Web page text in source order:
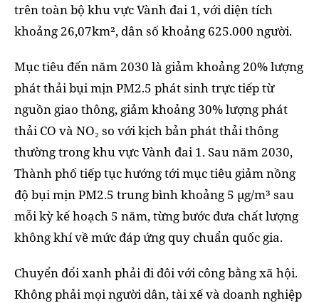
trên toàn bộ khu vực Vành đai 1, với diện tích
khoảng 26,07km², dân số khoảng 625.000 người.
Mục tiêu đến năm 2030 là giảm khoảng 20% lượng
phát thải bụi mịn PM2.5 phát sinh trực tiếp từ
nguồn giao thông, giảm khoảng 30% lượng phát
thải CO và NO₂ so với kịch bản phát thải thông
thường trong khu vực Vành đai 1. Sau năm 2030,
Thành phố tiếp tục hướng tới mục tiêu giảm nồng
độ bụi mịn PM2.5 trung bình khoảng 5 µg/m³ sau
mỗi kỳ kế hoạch 5 năm, từng bước đưa chất lượng
không khí về mức đáp ứng quy chuẩn quốc gia.
Chuyển đổi xanh phải đi đôi với công bằng xã hội.
Không phải mọi người dân, tài xế và doanh nghiệp